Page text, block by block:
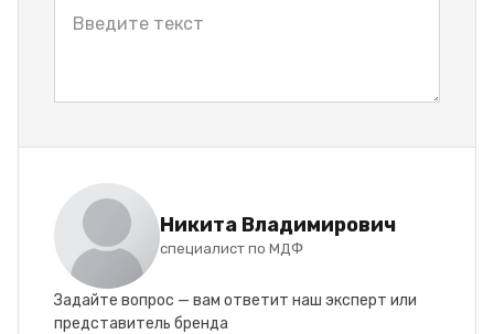
Никита Владимирович
специалист по МДФ
Задайте вопрос — вам ответит наш эксперт или
представитель бренда